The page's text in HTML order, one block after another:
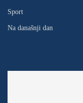
Sport
Na današnji dan